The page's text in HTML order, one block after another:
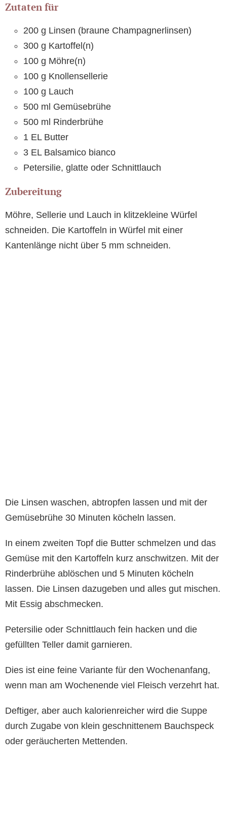
Zutaten für
200 g Linsen (braune Champagnerlinsen)
300 g Kartoffel(n)
100 g Möhre(n)
100 g Knollensellerie
100 g Lauch
500 ml Gemüsebrühe
500 ml Rinderbrühe
1 EL Butter
3 EL Balsamico bianco
Petersilie, glatte oder Schnittlauch
Zubereitung
Möhre, Sellerie und Lauch in klitzekleine Würfel
schneiden. Die Kartoffeln in Würfel mit einer
Kantenlänge nicht über 5 mm schneiden.
Die Linsen waschen, abtropfen lassen und mit der
Gemüsebrühe 30 Minuten köcheln lassen.
In einem zweiten Topf die Butter schmelzen und das
Gemüse mit den Kartoffeln kurz anschwitzen. Mit der
Rinderbrühe ablöschen und 5 Minuten köcheln
lassen. Die Linsen dazugeben und alles gut mischen.
Mit Essig abschmecken.
Petersilie oder Schnittlauch fein hacken und die
gefüllten Teller damit garnieren.
Dies ist eine feine Variante für den Wochenanfang,
wenn man am Wochenende viel Fleisch verzehrt hat.
Deftiger, aber auch kalorienreicher wird die Suppe
durch Zugabe von klein geschnittenem Bauchspeck
oder geräucherten Mettenden.